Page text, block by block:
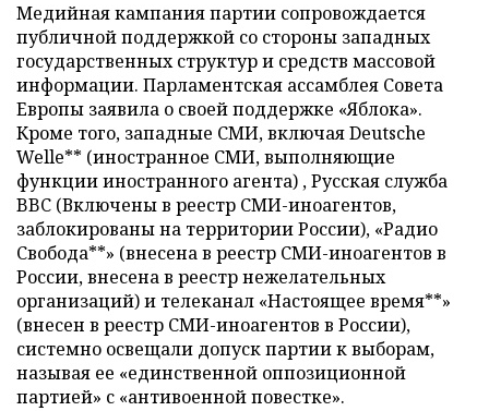
Медийная кампания партии сопровождается
публичной поддержкой со стороны западных
государственных структур и средств массовой
информации. Парламентская ассамблея Совета
Европы заявила о своей поддержке «Яблока».
Кроме того, западные СМИ, включая Deutsche
Welle** (иностранное СМИ, выполняющие
функции иностранного агента) , Русская служба
BBC (Включены в реестр СМИ-иноагентов,
заблокированы на территории России), «Радио
Свобода**» (внесена в реестр СМИ-иноагентов в
России, внесена в реестр нежелательных
организаций) и телеканал «Настоящее время**»
(внесен в реестр СМИ-иноагентов в России),
системно освещали допуск партии к выборам,
называя ее «единственной оппозиционной
партией» с «антивоенной повестке».